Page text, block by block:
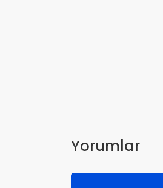
Yorumlar